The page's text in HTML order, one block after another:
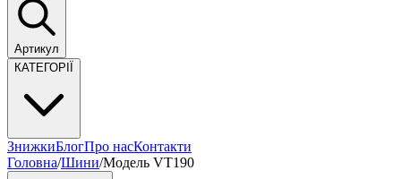
Артикул
КАТЕГОРІЇ
ЗнижкиБлогПро насКонтакти
Головна/Шини/Модель VT190